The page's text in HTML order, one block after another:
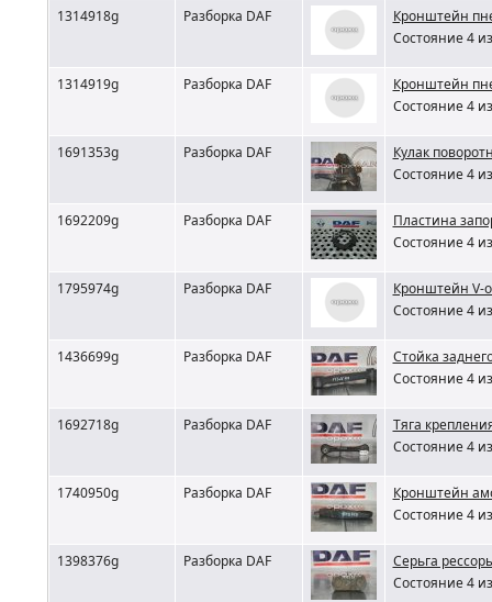
1314918g Разборка DAF
Кронштейн
Состояние 4
1314919g Разборка DAF
Кронштейн
Состояние 4
1691353g Разборка DAF
Кулак
Состояние 4
1692209g Разборка DAF
Пластина
Состояние 4
1795974g Разборка DAF
Кронштейн V-
Состояние 4
1436699g Разборка DAF
Стойка
Состояние 4
1692718g Разборка DAF
Тяга
Состояние 4
1740950g Разборка DAF
Кронштейн
Состояние 4
1398376g Разборка DAF
Серьга
Состояние 4